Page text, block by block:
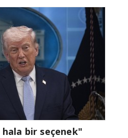
hala bir seçenek"